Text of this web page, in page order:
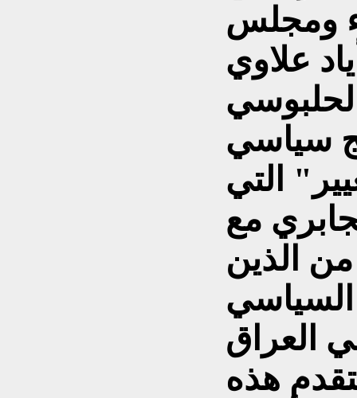
ومجلس
علاوي
سياسي
التي
مع
الذين
السياسي
هذه